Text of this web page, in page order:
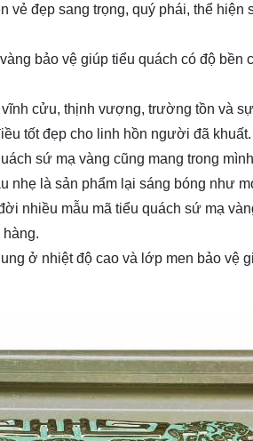
vẻ đẹp sang trọng, quý phái, thể hiện
bảo vệ giúp tiểu quách có độ bền
cửu, thịnh vượng, trường tồn và
tốt đẹp cho linh hồn người đã khuất.
sứ mạ vàng cũng mang trong
nhẹ là sản phẩm lại sáng bóng như
nhiều mẫu mã tiểu quách sứ mạ
ở nhiệt độ cao và lớp men bảo vệ